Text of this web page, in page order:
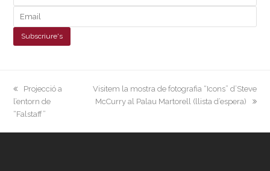
previous
post:
Projecció a
l’entorn de
“Falstaff”
next
post:
Visitem la mostra de fotografia “Icons” d’Steve
McCurry al Palau Martorell (llista d’espera)